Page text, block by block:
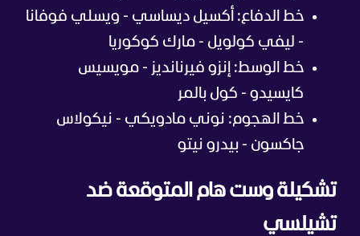
خط الدفاع: أكسيل ديساسي - ويسلي فوفانا
- ليفي كولويل - مارك كوكوريا
خط الوسط: إنزو فيرنانديز - مويسيس
كايسيدو - كول بالمر
خط الهجوم: نوني مادويكي - نيكولاس
جاكسون - بيدرو نيتو
تشكيلة وست هام المتوقعة ضد
تشيلسي